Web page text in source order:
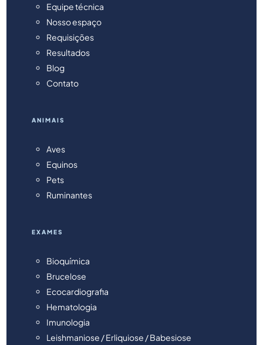
Equipe técnica
Nosso espaço
Requisições
Resultados
Blog
Contato
ANIMAIS
Aves
Equinos
Pets
Ruminantes
EXAMES
Bioquímica
Brucelose
Ecocardiografia
Hematologia
Imunologia
Leishmaniose / Erliquiose / Babesiose